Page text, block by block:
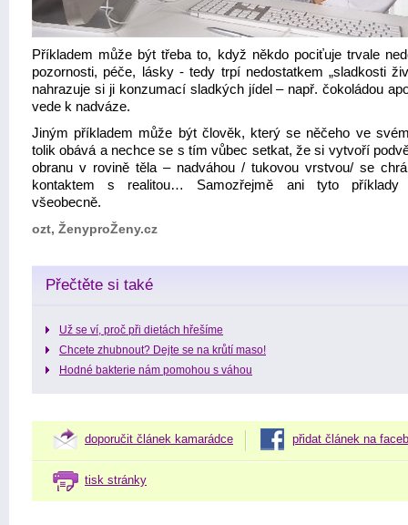
Příkladem může být třeba to, když někdo pociťuje trvale
pozornosti, péče, lásky - tedy trpí nedostatkem „sladkosti
nahrazuje si ji konzumací sladkých jídel – např. čokoládou
vede k nadváze.
Jiným příkladem může být člověk, který se něčeho ve
tolik obává a nechce se s tím vůbec setkat, že si vytvoří
obranu v rovině těla – nadváhou / tukovou vrstvou/ se
kontaktem s realitou… Samozřejmě ani tyto příklady
všeobecně.
ozt, ŽenyproŽeny.cz
Přečtěte si také
Už se ví, proč při dietách hřešíme
Chcete zhubnout? Dejte se na krůtí maso!
Hodné bakterie nám pomohou s váhou
doporučit článek kamarádce přidat článek na
tisk stránky